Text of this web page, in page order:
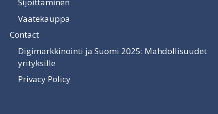
Vaatekauppa
Contact
Digimarkkinointi ja Suomi 2025: Mahdollisuudet
yrityksille
Privacy Policy